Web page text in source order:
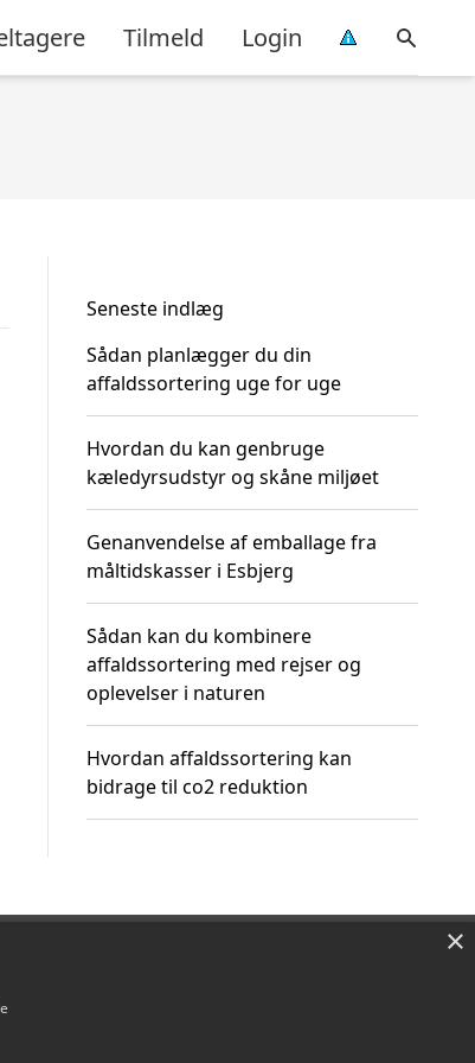
Tilmeld Login
Seneste indlæg
Sådan planlægger du din
affaldssortering uge for uge
Hvordan du kan genbruge
kæledyrsudstyr og skåne miljøet
Genanvendelse af emballage fra
måltidskasser i Esbjerg
Sådan kan du kombinere
affaldssortering med rejser og
oplevelser i naturen
Hvordan affaldssortering kan
bidrage til co2 reduktion
×